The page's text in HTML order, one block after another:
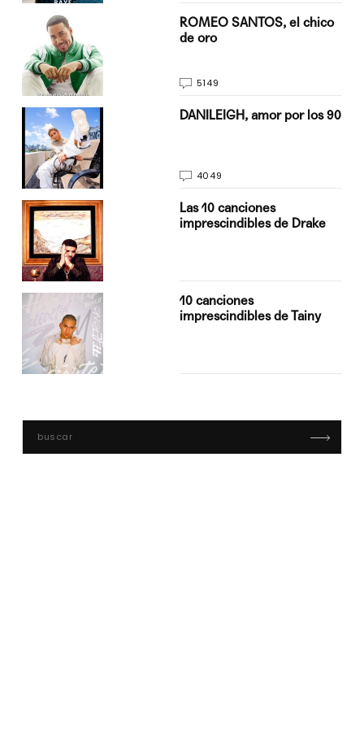
ROMEO SANTOS, el chico
de oro
5149
DANILEIGH, amor por los 90
4049
Las 10 canciones
imprescindibles de Drake
10 canciones
imprescindibles de Tainy